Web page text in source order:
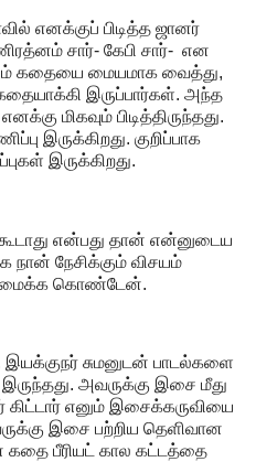
எனக்குப் பிடித்த ஜானர்
சார்- கேபி சார்- என
கதையை மையமாக வைத்து,
இருப்பார்கள். அந்த
மிகவும் பிடித்திருந்தது.
இருக்கிறது.‌ குறிப்பாக
இருக்கிறது.
என்பது தான் என்னுடைய
நான் நேசிக்கும் விசயம்
கொண்டேன்.
சுமனுடன் பாடல்களை
அவருக்கு இசை மீது
கிட்டார் எனும் இசைக்கருவியை
இசை பற்றிய தெளிவான
கதை பீரியட் கால கட்டத்தை